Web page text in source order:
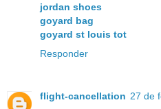
jordan shoes
goyard bag
goyard st louis tot
Responder
flight-cancellation 27 de